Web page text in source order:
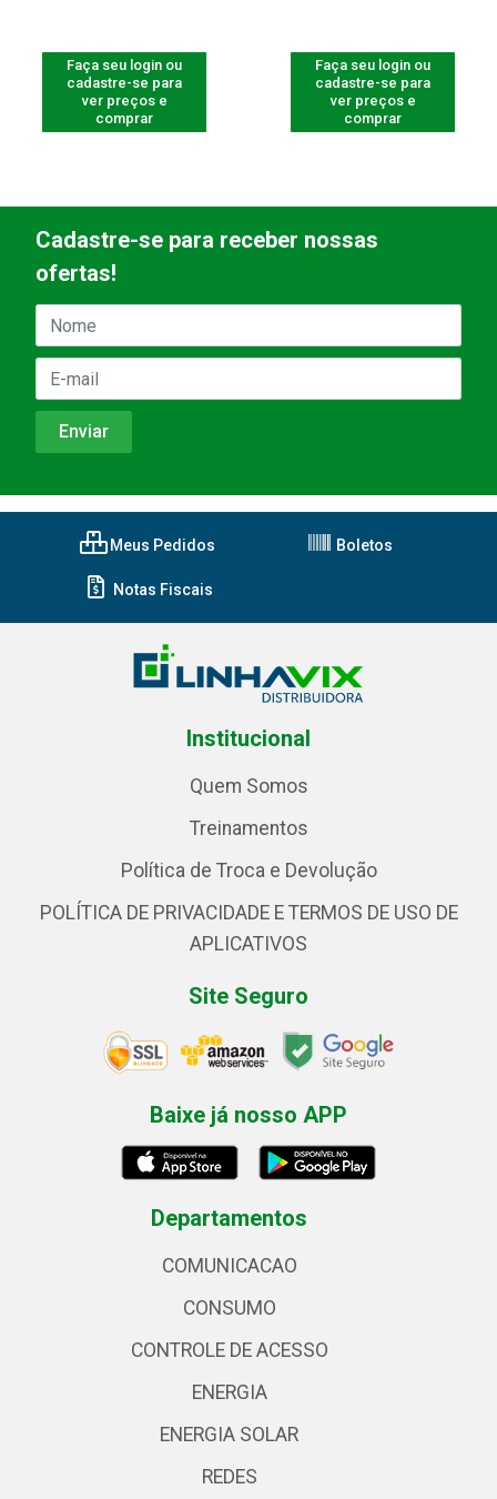
Faça seu login ou
cadastre-se para
ver preços e
comprar
Faça seu login ou
cadastre-se para
ver preços e
comprar
Cadastre-se para receber nossas
ofertas!
Meus Pedidos Boletos
Notas Fiscais
Institucional
Quem Somos
Treinamentos
Política de Troca e Devolução
POLÍTICA DE PRIVACIDADE E TERMOS DE USO DE
APLICATIVOS
Site Seguro
Baixe já nosso APP
Departamentos
COMUNICACAO
CONSUMO
CONTROLE DE ACESSO
ENERGIA
ENERGIA SOLAR
REDES